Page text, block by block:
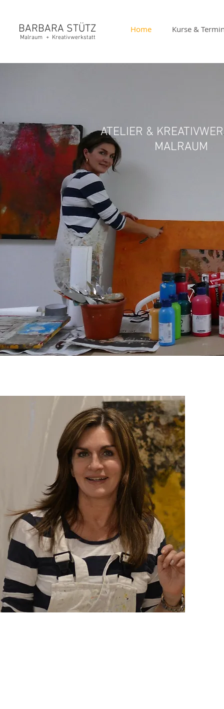
Kreativwerkstatt
BARBARA STÜTZ
Malraum +
Home Kurse &
ATELIER &
MALRAUM